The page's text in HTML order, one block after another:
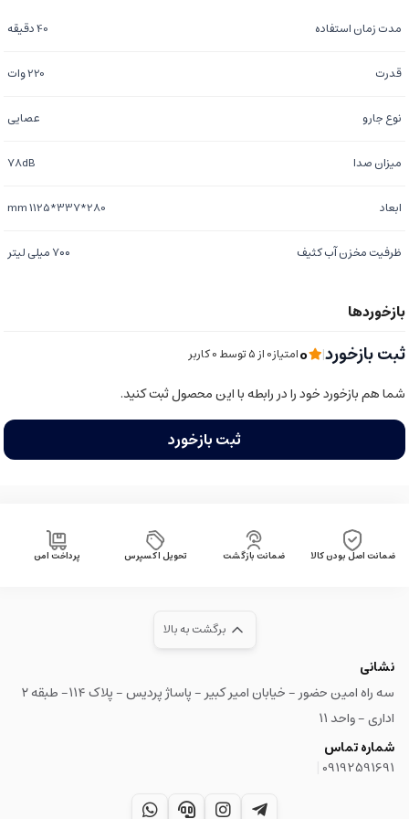
مدت زمان استفاده 40 دقیقه
قدرت 220 وات
نوع جارو عصایی
میزان صدا 78dB
ابعاد 280*337*1125 mm
ظرفیت مخزن آب کثیف ۷۰۰ میلی لیتر
ثبت بازخورد|
0امتیاز0 از ۵ توسط 0 کاربر
شما هم بازخورد خود را در رابطه با این محصول ثبت کنید.
ثبت بازخورد
ضمانت اصل بودن کالا ضمانت بازگشت تحویل اکسپرس پرداخت امن
برگشت به بالا
نشانی
سه راه امین حضور - خیابان امیر کبیر - پاساژ پردیس - پلاک ۱۱۴- طبقه ۲
اداری - واحد ۱۱
شماره تماس
09192591691